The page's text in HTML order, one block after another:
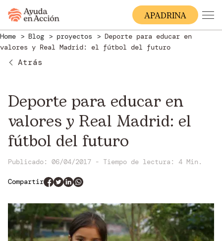
APADRINA
Home Blog proyectos
Deporte para educar en
valores y Real Madrid: el fútbol del futuro
Atrás
Deporte para educar en
valores y Real Madrid: el
fútbol del futuro
Publicado: 06/04/2017 - Tiempo de lectura: 4 Min.
Compartir